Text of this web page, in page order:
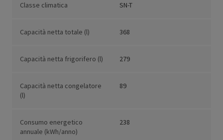
Classe climatica SN-T
Capacità netta totale (l) 368
Capacità netta frigorifero (l) 279
Capacità netta congelatore
(l)
89
Consumo energetico
annuale (kWh/anno)
238